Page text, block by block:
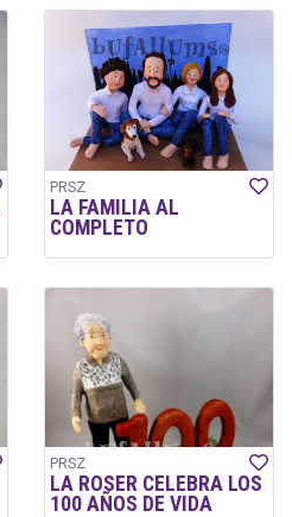
PRSZ
LA FAMILIA AL
COMPLETO
PRSZ
LA ROSER CELEBRA LOS
100 AÑOS DE VIDA